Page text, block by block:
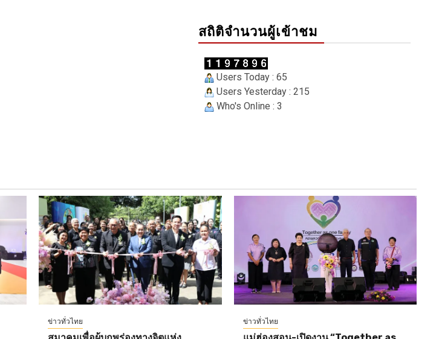
สถิติจำนวนผู้เข้าชม
Users Today : 65
Users Yesterday : 215
Who's Online : 3
ข่าวทั่วไทย ข่าวทั่วไทย